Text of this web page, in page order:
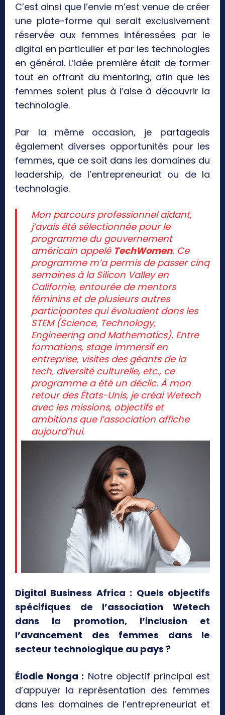
C’est ainsi que l’envie m’est venue de créer
une plate-forme qui serait exclusivement
réservée aux femmes intéressées par le
digital en particulier et par les technologies
en général. L’idée première était de former
tout en offrant du mentoring, afin que les
femmes soient plus à l’aise à découvrir la
technologie.
Par la même occasion, je partageais
également diverses opportunités pour les
femmes, que ce soit dans les domaines du
leadership, de l’entrepreneuriat ou de la
technologie.
Mon parcours professionnel aidant,
j’avais été sélectionnée pour le
programme du gouvernement
américain appelé TechWomen. Ce
programme m’a permis de passer cinq
semaines à la Silicon Valley en
Californie, entourée de mentors
féminins et de plusieurs autres
participantes qui évoluaient dans les
STEM (Science, Technology,
Engineering and Mathematics). Entre
formations, stage immersif en
entreprise, visites des géants de la
tech, diversité culturelle, etc., ce
programme a été un déclic. À mon
retour des États-Unis, je créai Wetech
avec les missions, objectifs et
ambitions que l’association affiche
aujourd’hui.
Digital Business Africa : Quels objectifs
spécifiques de l’association Wetech
dans la promotion, l’inclusion et
l’avancement des femmes dans le
secteur technologique au pays ?
Élodie Nonga : Notre objectif principal est
d’appuyer la représentation des femmes
dans les domaines de l’entrepreneuriat et